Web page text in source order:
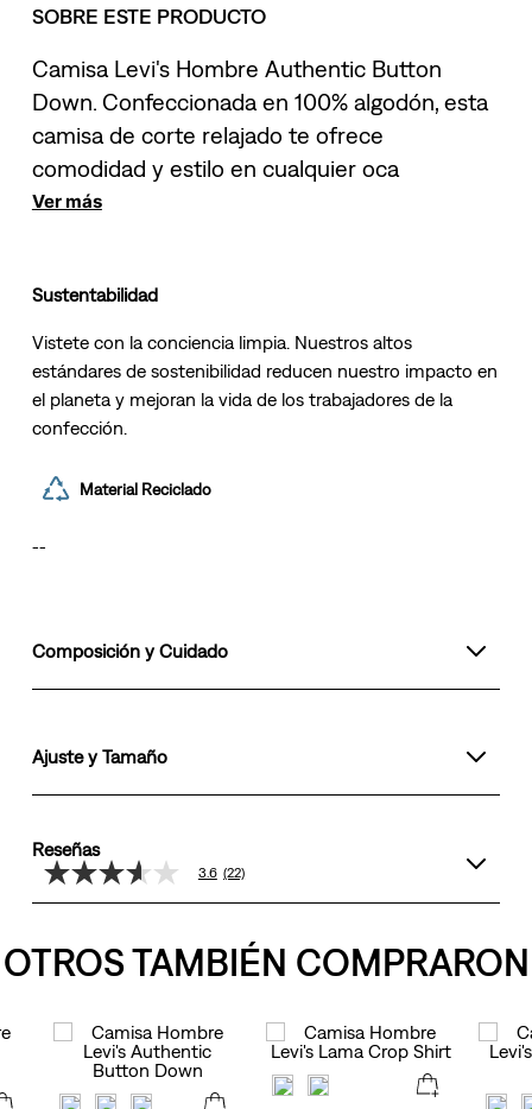
SOBRE ESTE PRODUCTO
Camisa Levi's Hombre Authentic Button
Down. Confeccionada en 100% algodón, esta
camisa de corte relajado te ofrece
comodidad y estilo en cualquier oca
Ver más
Sustentabilidad
Vistete con la conciencia limpia. Nuestros altos
estándares de sostenibilidad reducen nuestro impacto en
el planeta y mejoran la vida de los trabajadores de la
confección.
Material Reciclado
--
Composición y Cuidado
Ajuste y Tamaño
Reseñas
3.6
de
valor
medio
Reviews.
Enlace
3.6 (22)
OTROS TAMBIÉN COMPRARON